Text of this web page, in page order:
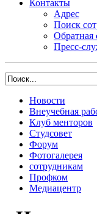
Контакты
Адрес
Поиск
Обратная
Пресс-
Новости
Внеучебная
Клуб менторов
Студсовет
Форум
Фотогалерея
сотрудникам
Профком
Медиацентр